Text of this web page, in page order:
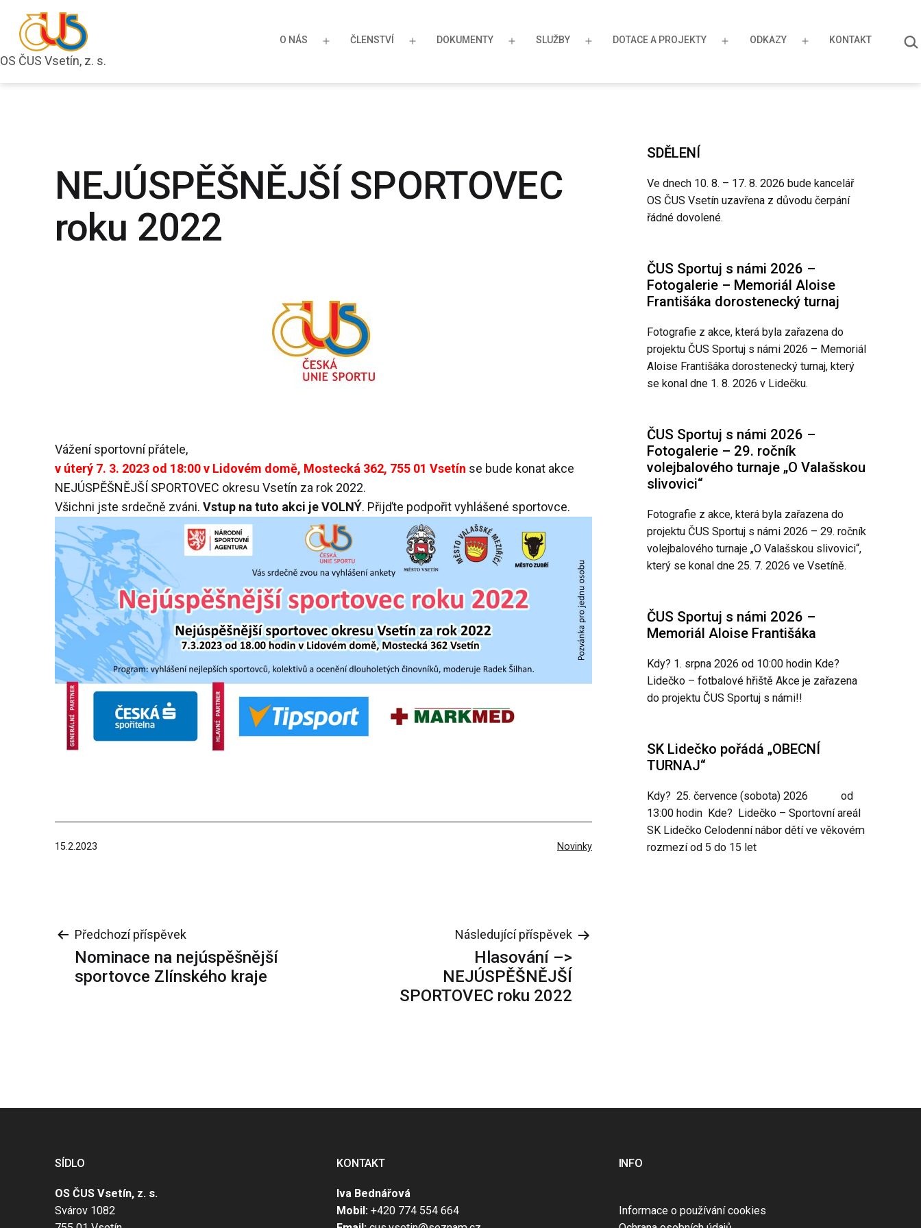
obsahu
OS ČUS Vsetín, z. s.
OS
O NÁS ČLENSTVÍ DOKUMENTY SLUŽBY DOTACE A PROJEKTY ODKAZY KONTAKT
NEJÚSPĚŠNĚJŠÍ SPORTOVEC
roku 2022
Vážení sportovní přátele,
v úterý 7. 3. 2023 od 18:00 v Lidovém domě, Mostecká 362, 755 01 Vsetín se bude konat akce
NEJÚSPĚŠNĚJŠÍ SPORTOVEC okresu Vsetín za rok 2022.
Všichni jste srdečně zváni. Vstup na tuto akci je VOLNÝ. Přijďte podpořit vyhlášené sportovce.
Publikováno
15.2.2023
VNovinky
Navigace
pro
Předchozí příspěvek
Nominace na nejúspěšnější
sportovce Zlínského kraje
Následující příspěvek
Hlasování –>
NEJÚSPĚŠNĚJŠÍ
SPORTOVEC roku 2022
SDĚLENÍ
Ve dnech 10. 8. – 17. 8. 2026 bude kancelář
OS ČUS Vsetín uzavřena z důvodu čerpání
řádné dovolené.
ČUS Sportuj s námi 2026 –
Fotogalerie – Memoriál Aloise
Františáka dorostenecký turnaj
Fotografie z akce, která byla zařazena do
projektu ČUS Sportuj s námi 2026 – Memoriál
Aloise Františáka dorostenecký turnaj, který
se konal dne 1. 8. 2026 v Lidečku.
ČUS Sportuj s námi 2026 –
Fotogalerie – 29. ročník
volejbalového turnaje „O Valašskou
slivovici“
Fotografie z akce, která byla zařazena do
projektu ČUS Sportuj s námi 2026 – 29. ročník
volejbalového turnaje „O Valašskou slivovici“,
který se konal dne 25. 7. 2026 ve Vsetíně.
ČUS Sportuj s námi 2026 –
Memoriál Aloise Františáka
Kdy? 1. srpna 2026 od 10:00 hodin Kde?
Lidečko – fotbalové hřiště Akce je zařazena
do projektu ČUS Sportuj s námi!!
SK Lidečko pořádá „OBECNÍ
TURNAJ“
Kdy? 25. července (sobota) 2026 od
13:00 hodin Kde? Lidečko – Sportovní areál
SK Lidečko Celodenní nábor dětí ve věkovém
rozmezí od 5 do 15 let
SÍDLO
OS ČUS Vsetín, z. s.
Svárov 1082
KONTAKT
Iva Bednářová
Mobil: +420 774 554 664
INFO
Informace o používání cookies